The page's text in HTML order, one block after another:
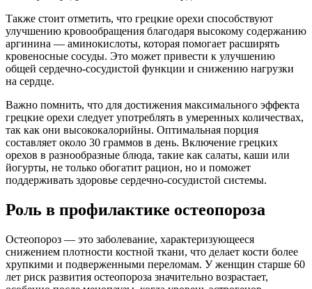
Также стоит отметить, что грецкие орехи способствуют
улучшению кровообращения благодаря высокому содержанию
аргинина — аминокислоты, которая помогает расширять
кровеносные сосуды. Это может привести к улучшению
общей сердечно-сосудистой функции и снижению нагрузки
на сердце.
Важно помнить, что для достижения максимального эффекта
грецкие орехи следует употреблять в умеренных количествах,
так как они высококалорийны. Оптимальная порция
составляет около 30 граммов в день. Включение грецких
орехов в разнообразные блюда, такие как салаты, каши или
йогурты, не только обогатит рацион, но и поможет
поддерживать здоровье сердечно-сосудистой системы.
Роль в профилактике остеопороза
Остеопороз — это заболевание, характеризующееся
снижением плотности костной ткани, что делает кости более
хрупкими и подверженными переломам. У женщин старше 60
лет риск развития остеопороза значительно возрастает,